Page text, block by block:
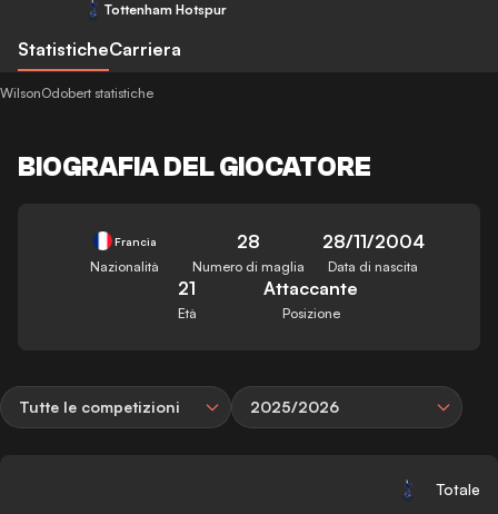
Tottenham Hotspur
StatisticheCarriera
WilsonOdobert statistiche
BIOGRAFIA DEL GIOCATORE
Francia
Nazionalità
28
Numero di maglia
28/11/2004
Data di nascita
21
Età
Attaccante
Posizione
Tutte le competizioni 2025/2026
Totale